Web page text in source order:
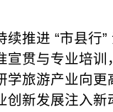
推进 “市县行
宣贯与专业培
学旅游产业向
创新发展注入新